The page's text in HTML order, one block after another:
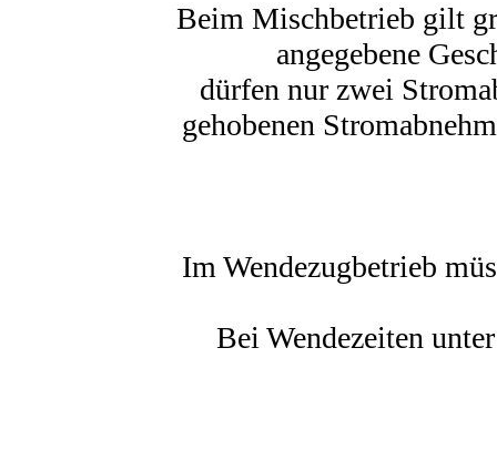
Beim Mischbetrieb gilt
angegebene
dürfen nur zwei
gehobenen
Im Wendezugbetrieb
Bei Wendezeiten